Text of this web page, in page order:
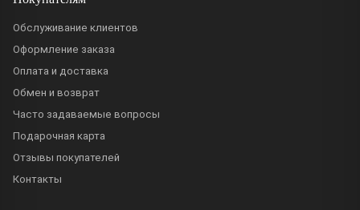
Обслуживание клиентов
Оформление заказа
Оплата и доставка
Обмен и возврат
Часто задаваемые вопросы
Подарочная карта
Отзывы покупателей
Контакты